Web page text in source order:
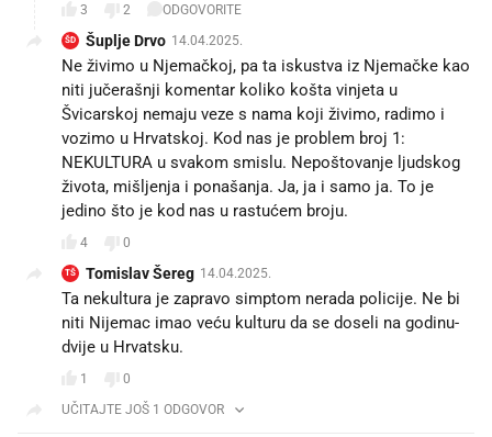
3 2 ODGOVORITE
ŠD Šuplje Drvo 14.04.2025.
Ne živimo u Njemačkoj, pa ta iskustva iz Njemačke kao
niti jučerašnji komentar koliko košta vinjeta u
Švicarskoj nemaju veze s nama koji živimo, radimo i
vozimo u Hrvatskoj. Kod nas je problem broj 1:
NEKULTURA u svakom smislu. Nepoštovanje ljudskog
života, mišljenja i ponašanja. Ja, ja i samo ja. To je
jedino što je kod nas u rastućem broju.
4 0
TŠ Tomislav Šereg 14.04.2025.
Ta nekultura je zapravo simptom nerada policije. Ne bi
niti Nijemac imao veću kulturu da se doseli na godinu-
dvije u Hrvatsku.
1
0
UČITAJTE JOŠ 1 ODGOVOR